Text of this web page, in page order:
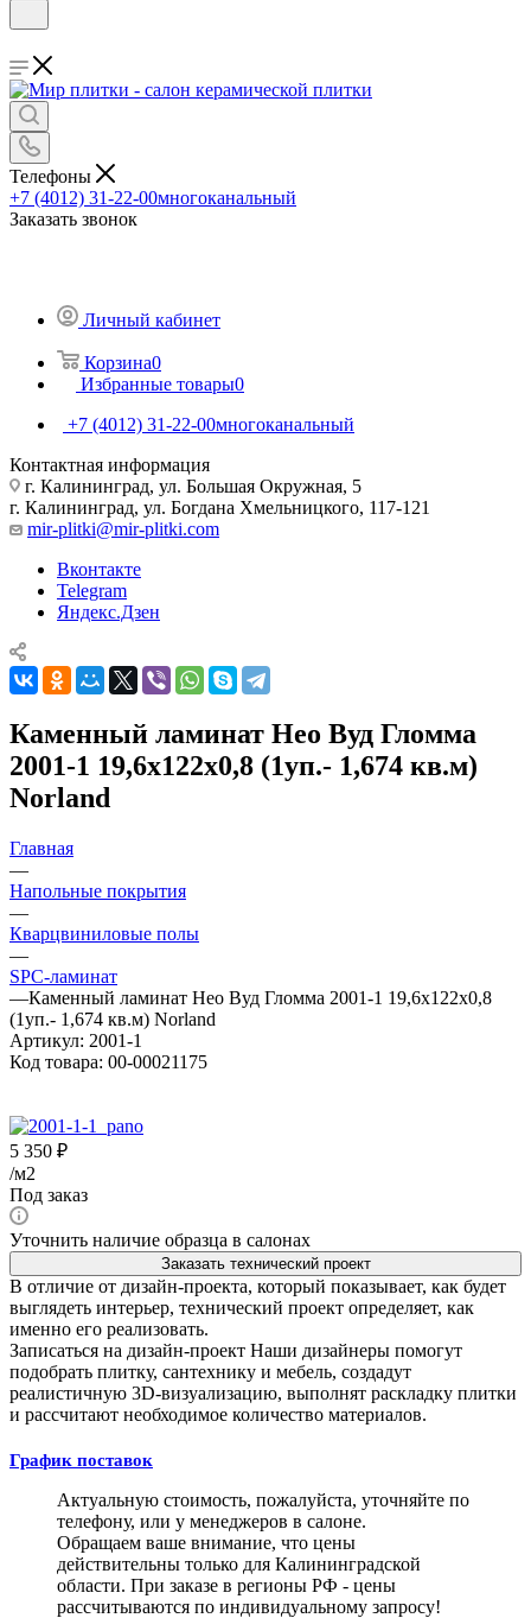
Телефоны
+7 (4012) 31-22-00многоканальный
Заказать звонок
Личный кабинет
Корзина0
Избранные товары0
+7 (4012) 31-22-00многоканальный
Контактная информация
г. Калининград, ул. Большая Окружная, 5
г. Калининград, ул. Богдана Хмельницкого, 117-121
mir-plitki@mir-plitki.com
Вконтакте
Telegram
Яндекс.Дзен
Каменный ламинат Нео Вуд Гломма
2001-1 19,6x122x0,8 (1уп.- 1,674 кв.м)
Norland
Главная
—
Напольные покрытия
—
Кварцвиниловые полы
—
SPC-ламинат
—Каменный ламинат Нео Вуд Гломма 2001-1 19,6x122x0,8
(1уп.- 1,674 кв.м) Norland
Артикул: 2001-1
Код товара: 00-00021175
5 350 ₽
/м2
Под заказ
Уточнить наличие образца в салонах
Заказать технический проект
В отличие от дизайн-проекта, который показывает, как будет
выглядеть интерьер, технический проект определяет, как
именно его реализовать.
Записаться на дизайн-проект Наши дизайнеры помогут
подобрать плитку, сантехнику и мебель, создадут
реалистичную 3D-визуализацию, выполнят раскладку плитки
и рассчитают необходимое количество материалов.
График поставок
Актуальную стоимость, пожалуйста, уточняйте по
телефону, или у менеджеров в салоне.
Обращаем ваше внимание, что цены
действительны только для Калининградской
области. При заказе в регионы РФ - цены
рассчитываются по индивидуальному запросу!